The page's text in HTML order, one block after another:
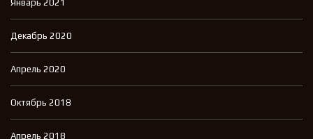
Январь 2021
Декабрь 2020
Апрель 2020
Октябрь 2018
Апрель 2018